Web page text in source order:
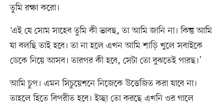
তুমি রক্ষা করো।
‘এই যে সোম সাহেব তুমি কী ভাবছ, তা আমি জানি না। কিন্তু আমি
যা বলছি তাই হবে। তা না হলে এখন আমি শাড়ি খুলে সবাইকে
ডেকে নিয়ে আসব। তারপর কী হবে, সেটা তো বুঝতেই পারছ।’
আমি চুপ। এমন সিচুয়েশনে নিজেকে উত্তেজিত করা যাবে না।
তাহলে হিতে বিপরীত হবে। ইচ্ছা তো করছে এখনি ওর গালে